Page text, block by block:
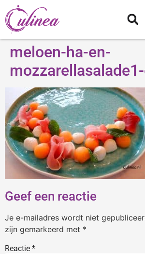
meloen-ha-en-
Geef een reactie
Je e-mailadres wordt niet
zijn gemarkeerd met *
Reactie *